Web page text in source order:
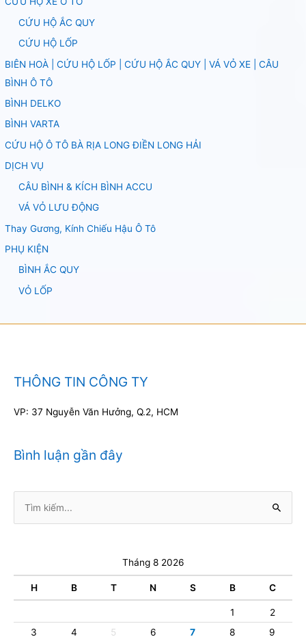
CỨU HỘ ẮC QUY
CỨU HỘ LỐP
BIÊN HOÀ | CỨU HỘ LỐP | CỨU HỘ ẮC QUY | VÁ VỎ XE | CÂU
BÌNH Ô TÔ
BÌNH DELKO
BÌNH VARTA
CỨU HỘ Ô TÔ BÀ RỊA LONG ĐIỀN LONG HẢI
DỊCH VỤ
CÂU BÌNH & KÍCH BÌNH ACCU
VÁ VỎ LƯU ĐỘNG
Thay Gương, Kính Chiếu Hậu Ô Tô
PHỤ KIỆN
BÌNH ẮC QUY
VỎ LỐP
THÔNG TIN CÔNG TY
VP: 37 Nguyễn Văn Hưởng, Q.2, HCM
Bình luận gần đây
kiếm:
Tháng 8 2026
H B T N S B C
1
2
3
4 5 6 7 8 9